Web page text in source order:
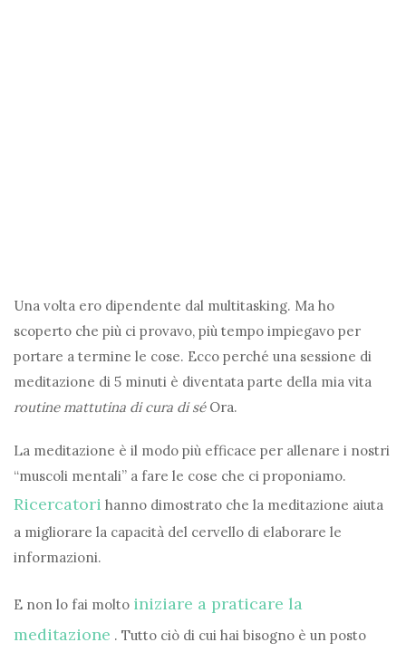
Una volta ero dipendente dal multitasking. Ma ho
scoperto che più ci provavo, più tempo impiegavo per
portare a termine le cose. Ecco perché una sessione di
meditazione di 5 minuti è diventata parte della mia vita
routine mattutina di cura di séOra.
La meditazione è il modo più efficace per allenare i nostri
“muscoli mentali” a fare le cose che ci proponiamo.
Ricercatori hanno dimostrato che la meditazione aiuta
a migliorare la capacità del cervello di elaborare le
informazioni.
E non lo fai molto iniziare a praticare la
meditazione . Tutto ciò di cui hai bisogno è un posto